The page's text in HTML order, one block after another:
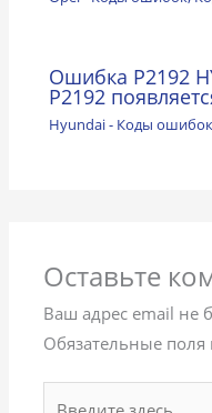
Ошибка P2192
Р2192
Hyundai - Коды
Оставьте
Ваш адрес email не
Обязательные